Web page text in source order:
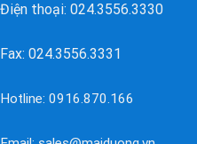
Điện thoại: 024.3556.3330
Fax: 024.3556.3331
Hotline: 0916.870.166